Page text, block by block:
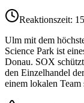
Reaktionszeit:
Ulm mit dem
Science Park ist
Donau. SOX
den Einzelhandel
einem lokalen